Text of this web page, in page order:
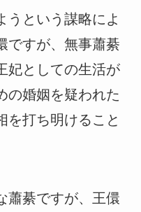
うという謀略によ
ですが、無事蕭綦
妃としての生活が
の婚姻を疑われた
を打ち明けること
蕭綦ですが、王儇